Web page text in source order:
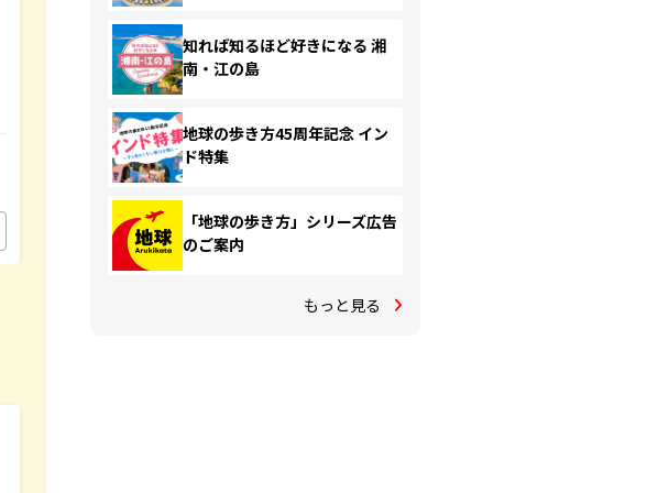
知れば知るほど好きになる 湘
南・江の島
地球の歩き方45周年記念 イン
ド特集
「地球の歩き方」シリーズ広告
のご案内
もっと見る